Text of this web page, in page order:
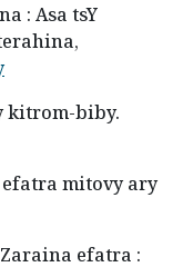
: Asa tsY
kitrom-biby.
mitovy ary
efatra :